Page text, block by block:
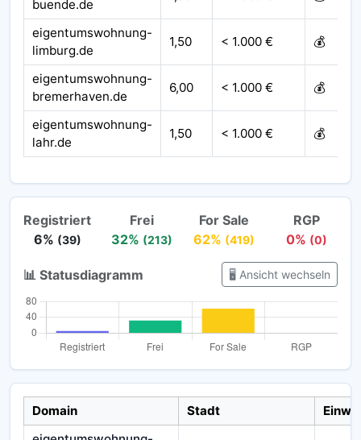
buende.de
eigentumswohnung-
limburg.de
1,50 < 1.000 € 💰
eigentumswohnung-
bremerhaven.de
6,00 < 1.000 € 💰
eigentumswohnung-
lahr.de
1,50 < 1.000 € 💰
Registriert
6% (39)
Frei
32% (213)
For Sale
62% (419)
RGP
0% (0)
📊 Statusdiagramm 🖥️ Ansicht wechseln
Domain Stadt